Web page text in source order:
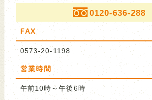
0120-636-288
FAX
0573-20-1198
営業時間
午前10時～午後6時